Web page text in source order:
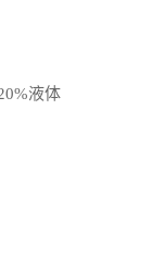
液体